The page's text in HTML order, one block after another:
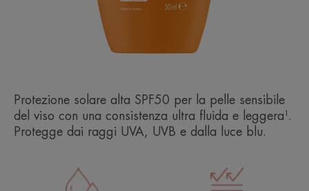
Protezione solare alta SPF50 per la pelle sensibile
del viso con una consistenza ultra fluida e leggera¹.
Protegge dai raggi UVA, UVB e dalla luce blu.